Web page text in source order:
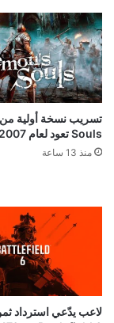
Souls تعود لعام 2007
منذ 13 ساعة
لاعب يدّعي استرداد